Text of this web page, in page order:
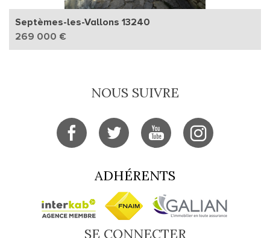
Septèmes-les-Vallons 13240
269 000 €
NOUS SUIVRE
ADHÉRENTS
SE CONNECTER